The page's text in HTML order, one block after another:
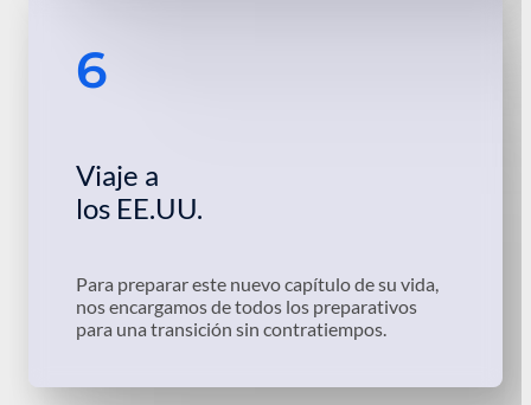
6
Viaje a
los EE.UU.
Para preparar este nuevo capítulo de su vida,
nos encargamos de todos los preparativos
para una transición sin contratiempos.